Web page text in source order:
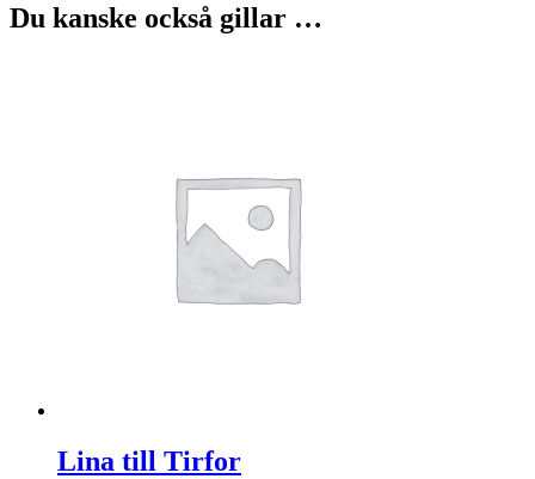
Du kanske också gillar …
Lina till Tirfor